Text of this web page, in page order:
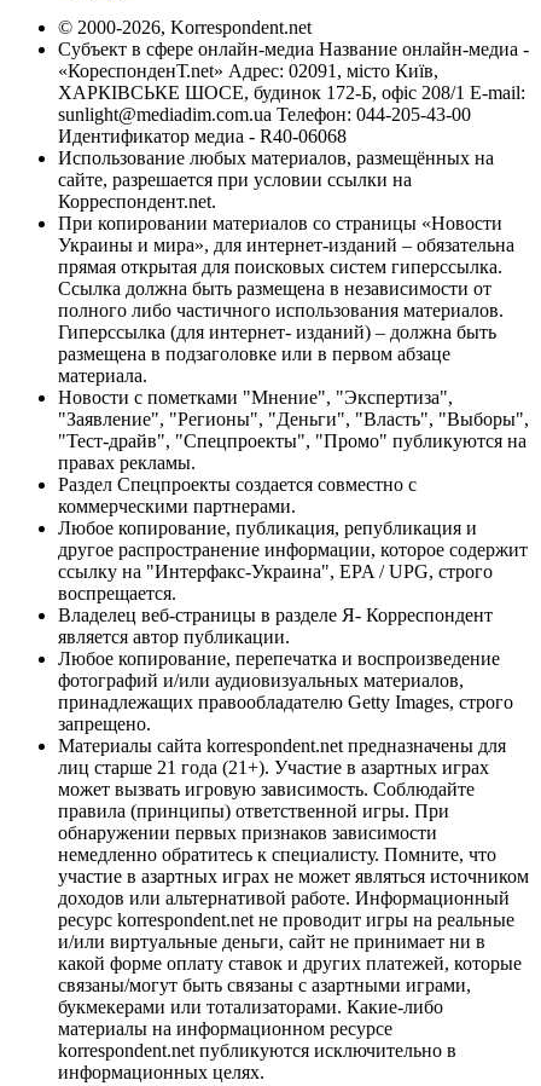
© 2000-2026, Korrespondent.net
Субъект в сфере онлайн-медиа Название онлайн-медиа -
«КореспонденТ.net» Адрес: 02091, місто Київ,
ХАРКІВСЬКЕ ШОСЕ, будинок 172-Б, офіс 208/1 E-mail:
sunlight@mediadim.com.ua Телефон: 044-205-43-00
Идентификатор медиа - R40-06068
Использование любых материалов, размещённых на
сайте, разрешается при условии ссылки на
Корреспондент.net.
При копировании материалов со страницы «Новости
Украины и мира», для интернет-изданий – обязательна
прямая открытая для поисковых систем гиперссылка.
Ссылка должна быть размещена в независимости от
полного либо частичного использования материалов.
Гиперссылка (для интернет- изданий) – должна быть
размещена в подзаголовке или в первом абзаце
материала.
Новости с пометками "Мнение", "Экспертиза",
"Заявление", "Регионы", "Деньги", "Власть", "Выборы",
"Тест-драйв", "Спецпроекты", "Промо" публикуются на
правах рекламы.
Раздел Спецпроекты создается совместно с
коммерческими партнерами.
Любое копирование, публикация, републикация и
другое распространение информации, которое содержит
ссылку на "Интерфакс-Украина", EPA / UPG, строго
воспрещается.
Владелец веб-страницы в разделе Я- Корреспондент
является автор публикации.
Любое копирование, перепечатка и воспроизведение
фотографий и/или аудиовизуальных материалов,
принадлежащих правообладателю Getty Images, строго
запрещено.
Материалы сайта korrespondent.net предназначены для
лиц старше 21 года (21+). Участие в азартных играх
может вызвать игровую зависимость. Соблюдайте
правила (принципы) ответственной игры. При
обнаружении первых признаков зависимости
немедленно обратитесь к специалисту. Помните, что
участие в азартных играх не может являться источником
доходов или альтернативой работе. Информационный
ресурс korrespondent.net не проводит игры на реальные
и/или виртуальные деньги, сайт не принимает ни в
какой форме оплату ставок и других платежей, которые
связаны/могут быть связаны с азартными играми,
букмекерами или тотализаторами. Какие-либо
материалы на информационном ресурсе
korrespondent.net публикуются исключительно в
информационных целях.